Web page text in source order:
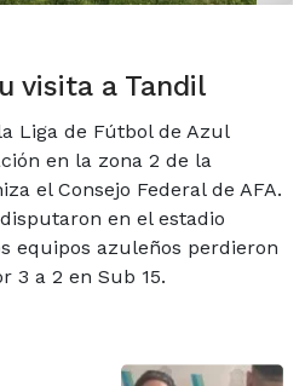
visita a Tandil
Liga de Fútbol de Azul
en la zona 2 de la
el Consejo Federal de AFA.
en el estadio
equipos azuleños perdieron
3 a 2 en Sub 15.